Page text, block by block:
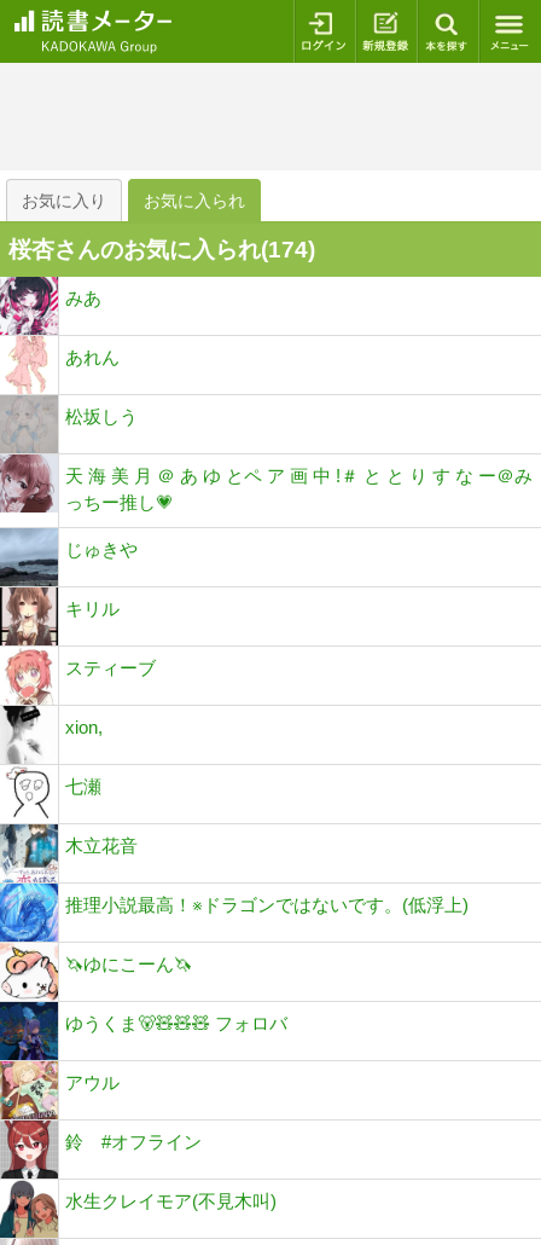
ログイン 新規登録
お気に入り お気に入られ
桜杏さんのお気に入られ(174)
みあ
あれん
松坂しう
天 海 美 月 ＠ あ ゆ とペ ア 画 中 !＃ と と り す な ー＠み
っちー推し💗
じゅきや
キリル
スティーブ
xion,
七瀬
木立花音
推理小説最高！※ドラゴンではないです。(低浮上)
🦄ゆにこーん🦄
ゆうくま🐻🧸🧸🧸 フォロバ
アウル
鈴 #オフライン
水生クレイモア(不見木叫)